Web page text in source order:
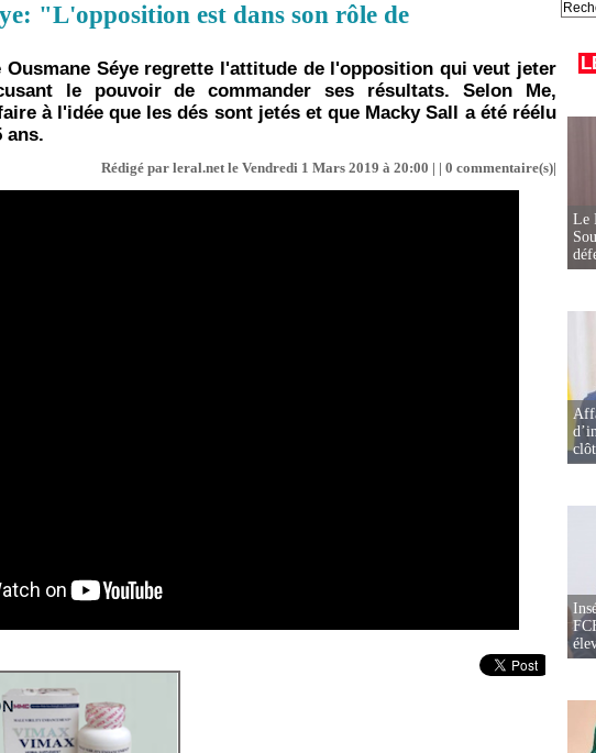
"L'opposition est dans son rôle de
Ousmane Séye regrette l'attitude de l'opposition qui veut jeter
le pouvoir de commander ses résultats. Selon Me,
à l'idée que les dés sont jetés et que Macky Sall a été réélu
ans.
Rédigé par leral.net le Vendredi 1 Mars 2019 à 20:00 | | 0 commentaire(s)|
Le